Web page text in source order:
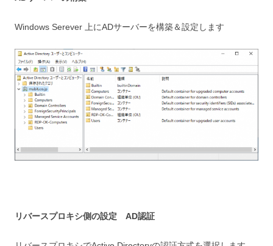
Windows Serever 上にADサーバーを構築＆設定します
リバースプロキシ側の設定 AD認証